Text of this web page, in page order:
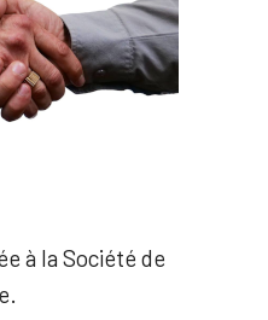
à la Société de